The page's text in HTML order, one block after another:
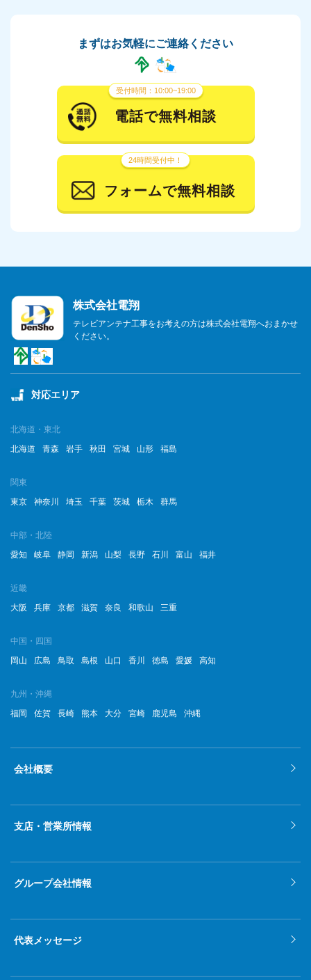
まずはお気軽にご連絡ください
受付時間：10:00~19:00
電話で無料相談
24時間受付中！
フォームで無料相談
株式会社電翔
テレビアンテナ工事をお考えの方は株式会社電翔へおまかせ
ください。
対応エリア
北海道・東北
北海道
青森 岩手 秋田 宮城 山形 福島
関東
東京
神奈川 埼玉 千葉 茨城 栃木 群馬
中部・北陸
愛知
岐阜 静岡 新潟 山梨 長野 石川 富山 福井
近畿
大阪
兵庫 京都 滋賀 奈良 和歌山 三重
中国・四国
岡山
広島 鳥取 島根 山口 香川 徳島 愛媛 高知
九州・沖縄
福岡
佐賀 長崎 熊本 大分 宮崎 鹿児島 沖縄
会社概要
支店・営業所情報
グループ会社情報
代表メッセージ